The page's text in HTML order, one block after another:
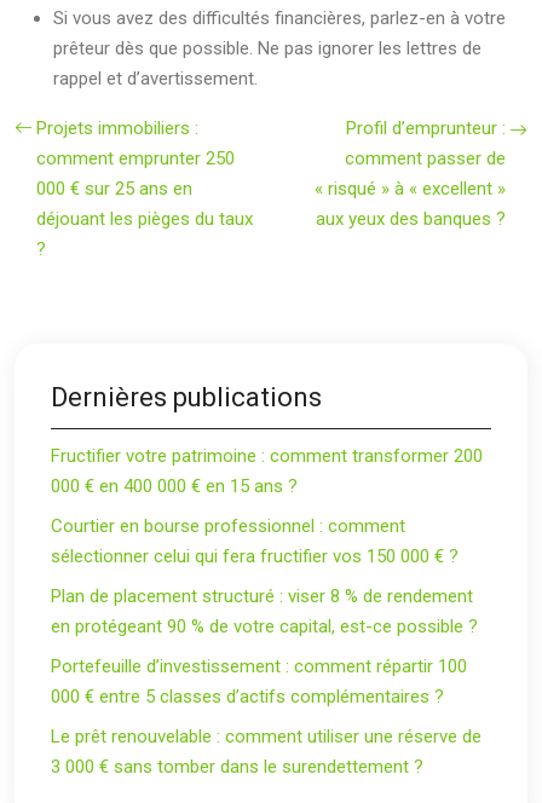
Si vous avez des difficultés financières, parlez-en à votre
prêteur dès que possible. Ne pas ignorer les lettres de
rappel et d’avertissement.
Projets immobiliers :
comment emprunter 250
000 € sur 25 ans en
déjouant les pièges du taux
?
Profil d’emprunteur :
comment passer de
« risqué » à « excellent »
aux yeux des banques ?
Dernières publications
Fructifier votre patrimoine : comment transformer 200
000 € en 400 000 € en 15 ans ?
Courtier en bourse professionnel : comment
sélectionner celui qui fera fructifier vos 150 000 € ?
Plan de placement structuré : viser 8 % de rendement
en protégeant 90 % de votre capital, est-ce possible ?
Portefeuille d’investissement : comment répartir 100
000 € entre 5 classes d’actifs complémentaires ?
Le prêt renouvelable : comment utiliser une réserve de
3 000 € sans tomber dans le surendettement ?